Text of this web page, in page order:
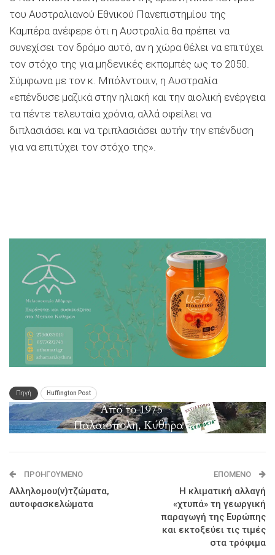
του Αυστραλιανού Εθνικού Πανεπιστημίου της
Καμπέρα ανέφερε ότι η Αυστραλία θα πρέπει να
συνεχίσει τον δρόμο αυτό, αν η χώρα θέλει να επιτύχει
τον στόχο της για μηδενικές εκπομπές ως το 2050.
Σύμφωνα με τον κ. Μπόλντουιν, η Αυστραλία
«επένδυσε μαζικά στην ηλιακή και την αιολική ενέργεια
τα πέντε τελευταία χρόνια, αλλά οφείλει να
διπλασιάσει και να τριπλασιάσει αυτήν την επένδυση
για να επιτύχει τον στόχο της».
Πηγή Huffington Post
ΠΡΟΗΓΟΎΜΕΝΟ
Αλληλομου(ν)τζώματα,
αυτοφασκελώματα
ΕΠΌΜΕΝΟ
Η κλιματική αλλαγή
«χτυπά» τη γεωργική
παραγωγή της Ευρώπης
και εκτοξεύει τις τιμές
στα τρόφιμα